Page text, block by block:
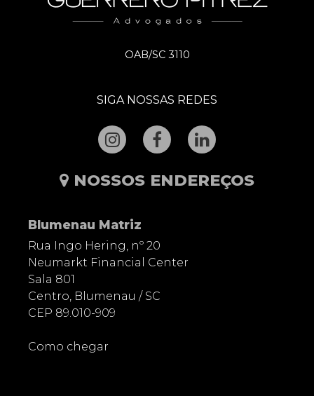
OAB/SC 3110
SIGA NOSSAS REDES
NOSSOS ENDEREÇOS
Blumenau Matriz
Rua Ingo Hering, nº 20
Neumarkt Financial Center
Sala 801
Centro, Blumenau / SC
CEP 89.010-909
Como chegar